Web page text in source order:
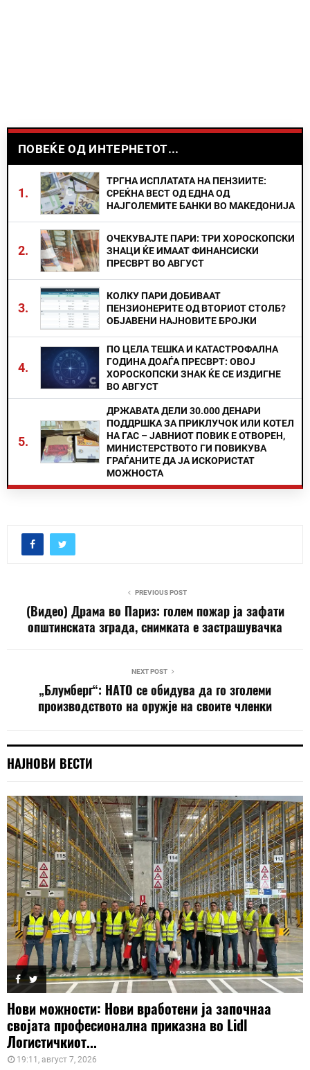
ПОВЕЌЕ ОД ИНТЕРНЕТОТ...
1.
ТРГНА ИСПЛАТАТА НА ПЕНЗИИТЕ:
СРЕЌНА ВЕСТ ОД ЕДНА ОД
НАЈГОЛЕМИТЕ БАНКИ ВО МАКЕДОНИЈА
2.
ОЧЕКУВАЈТЕ ПАРИ: ТРИ ХОРОСКОПСКИ
ЗНАЦИ ЌЕ ИМААТ ФИНАНСИСКИ
ПРЕСВРТ ВО АВГУСТ
3.
КОЛКУ ПАРИ ДОБИВААТ
ПЕНЗИОНЕРИТЕ ОД ВТОРИОТ СТОЛБ?
ОБЈАВЕНИ НАЈНОВИТЕ БРОЈКИ
4.
ПО ЦЕЛА ТЕШКА И КАТАСТРОФАЛНА
ГОДИНА ДОАЃА ПРЕСВРТ: ОВОЈ
ХОРОСКОПСКИ ЗНАК ЌЕ СЕ ИЗДИГНЕ
ВО АВГУСТ
5.
ДРЖАВАТА ДЕЛИ 30.000 ДЕНАРИ
ПОДДРШКА ЗА ПРИКЛУЧОК ИЛИ КОТЕЛ
НА ГАС – ЈАВНИОТ ПОВИК Е ОТВОРЕН,
МИНИСТЕРСТВОТО ГИ ПОВИКУВА
ГРАЃАНИТЕ ДА ЈА ИСКОРИСТАТ
МОЖНОСТА
PREVIOUS POST
(Видео) Драма во Париз: голем пожар ја зафати
општинската зграда, снимката е застрашувачка
NEXT POST
„Блумберг“: НАТО се обидува да го зголеми
производството на оружје на своите членки
НАЈНОВИ ВЕСТИ
Нови можности: Нови вработени ја започнаа
својата професионална приказна во Lidl
Логистичкиот...
19:11, август 7, 2026